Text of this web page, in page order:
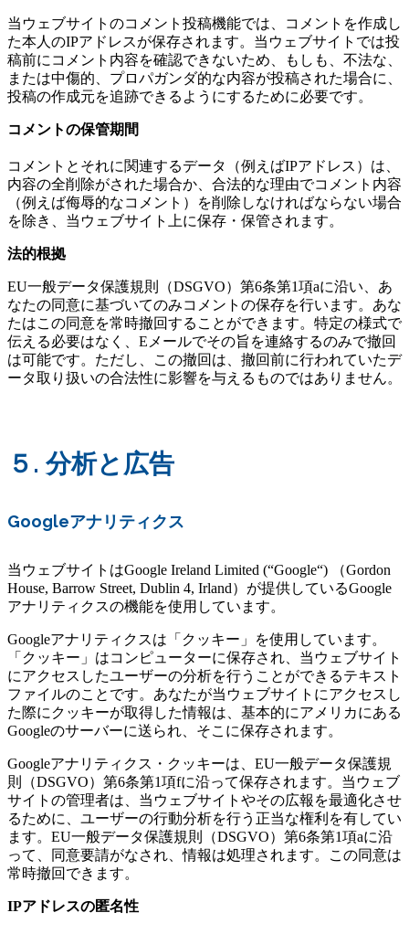
当ウェブサイトのコメント投稿機能では、コメントを作成し
た本人のIPアドレスが保存されます。当ウェブサイトでは投
稿前にコメント内容を確認できないため、もしも、不法な、
または中傷的、プロパガンダ的な内容が投稿された場合に、
投稿の作成元を追跡できるようにするために必要です。
コメントの保管期間
コメントとそれに関連するデータ（例えばIPアドレス）は、
内容の全削除がされた場合か、合法的な理由でコメント内容
（例えば侮辱的なコメント）を削除しなければならない場合
を除き、当ウェブサイト上に保存・保管されます。
法的根拠
EU一般データ保護規則（DSGVO）第6条第1項aに沿い、あ
なたの同意に基づいてのみコメントの保存を行います。あな
たはこの同意を常時撤回することができます。特定の様式で
伝える必要はなく、Eメールでその旨を連絡するのみで撤回
は可能です。ただし、この撤回は、撤回前に行われていたデ
ータ取り扱いの合法性に影響を与えるものではありません。
５. 分析と広告
Googleアナリティクス
当ウェブサイトはGoogle Ireland Limited (“Google“) （Gordon
House, Barrow Street, Dublin 4, Irland）が提供しているGoogle
アナリティクスの機能を使用しています。
Googleアナリティクスは「クッキー」を使用しています。
「クッキー」はコンピューターに保存され、当ウェブサイト
にアクセスしたユーザーの分析を行うことができるテキスト
ファイルのことです。あなたが当ウェブサイトにアクセスし
た際にクッキーが取得した情報は、基本的にアメリカにある
Googleのサーバーに送られ、そこに保存されます。
Googleアナリティクス・クッキーは、EU一般データ保護規
則（DSGVO）第6条第1項fに沿って保存されます。当ウェブ
サイトの管理者は、当ウェブサイトやその広報を最適化させ
るために、ユーザーの行動分析を行う正当な権利を有してい
ます。EU一般データ保護規則（DSGVO）第6条第1項aに沿
って、同意要請がなされ、情報は処理されます。この同意は
常時撤回できます。
IPアドレスの匿名性